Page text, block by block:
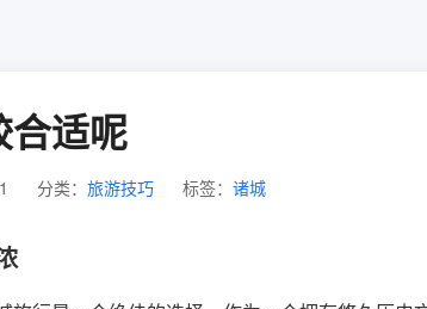
合适呢
分类： 旅游技巧 标签： 诸城